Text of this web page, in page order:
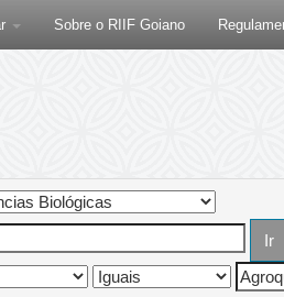
Sobre o RIIF Goiano